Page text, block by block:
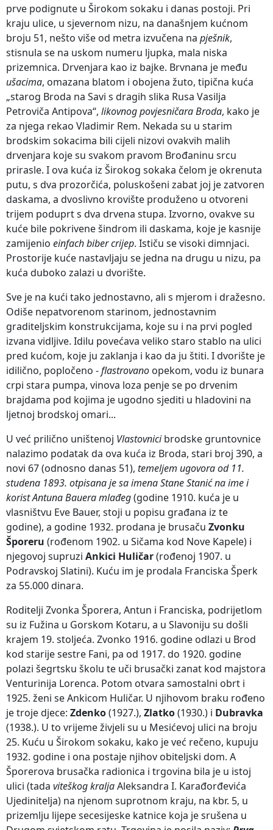
prve podignute u Širokom sokaku i danas postoji. Pri
kraju ulice, u sjevernom nizu, na današnjem kućnom
broju 51, nešto više od metra izvučena na pješnik,
stisnula se na uskom numeru ljupka, mala niska
prizemnica. Drvenjara kao iz bajke. Brvnana je među
ušacima, omazana blatom i obojena žuto, tipična kuća
„starog Broda na Savi s dragih slika Rusa Vasilja
Petroviča Antipova“, likovnog povjesničara Broda, kako je
za njega rekao Vladimir Rem. Nekada su u starim
brodskim sokacima bili cijeli nizovi ovakvih malih
drvenjara koje su svakom pravom Brođaninu srcu
prirasle. I ova kuća iz Širokog sokaka čelom je okrenuta
putu, s dva prozorčića, poluskošeni zabat joj je zatvoren
daskama, a dvoslivno krovište produženo u otvoreni
trijem poduprt s dva drvena stupa. Izvorno, ovakve su
kuće bile pokrivene šindrom ili daskama, koje je kasnije
zamijenio einfach biber crijep. Ističu se visoki dimnjaci.
Prostorije kuće nastavljaju se jedna na drugu u nizu, pa
kuća duboko zalazi u dvorište.
Sve je na kući tako jednostavno, ali s mjerom i dražesno.
Odiše nepatvorenom starinom, jednostavnim
graditeljskim konstrukcijama, koje su i na prvi pogled
izvana vidljive. Idilu povećava veliko staro stablo na ulici
pred kućom, koje ju zaklanja i kao da ju štiti. I dvorište je
idilično, popločeno -flastrovano opekom, vodu iz bunara
crpi stara pumpa, vinova loza penje se po drvenim
brajdama pod kojima je ugodno sjediti u hladovini na
ljetnoj brodskoj omari...
U već prilično uništenoj Vlastovnicibrodske gruntovnice
nalazimo podatak da ova kuća iz Broda, stari broj 390, a
novi 67 (odnosno danas 51), temeljem ugovora od 11.
studena 1893. otpisana jesa imena Stane Stanić na ime i
korist AntunaBauera mlađeg(godine 1910. kuća je u
vlasništvu Eve Bauer, stoji u popisu građana iz te
godine), a godine 1932. prodana je brusaču Zvonku
Šporeru (rođenom 1902. u Sičama kod Nove Kapele) i
njegovoj supruzi Ankici Huličar(rođenoj 1907. u
Podravskoj Slatini). Kuću im je prodala Franciska Šperk
za 55.000 dinara.
Roditelji Zvonka Šporera, Antun i Franciska, podrijetlom
su iz Fužina u Gorskom Kotaru, a u Slavoniju su došli
krajem 19. stoljeća. Zvonko 1916. godine odlazi u Brod
kod starije sestre Fani, pa od 1917. do 1920. godine
polazi šegrtsku školu te uči brusački zanat kod majstora
Venturinija Lorenca. Potom otvara samostalni obrt i
1925. ženi se Ankicom Huličar. U njihovom braku rođeno
je troje djece: Zdenko(1927.), Zlatko(1930.) i Dubravka
(1938.). U to vrijeme živjeli su u Mesićevoj ulici na broju
25. Kuću u Širokom sokaku, kako je već rečeno, kupuju
1932. godine i ona postaje njihov obiteljski dom. A
Šporerova brusačka radionica i trgovina bila je u istoj
ulici (tada viteškog kraljaAleksandra I. Karađorđevića
Ujedinitelja) na njenom suprotnom kraju, na kbr. 5, u
prizemlju lijepe secesijeske katnice koja je srušena u